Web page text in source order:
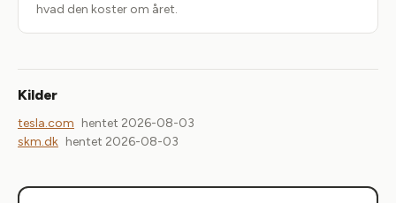
hvad den koster om året.
Kilder
tesla.com hentet 2026-08-03
skm.dk hentet 2026-08-03